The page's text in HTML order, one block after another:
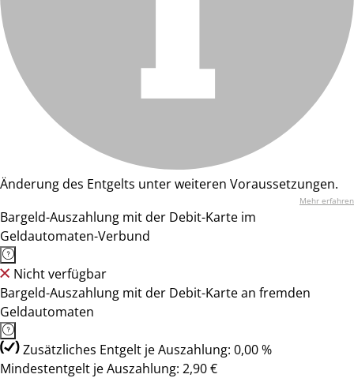
Änderung des Entgelts unter weiteren Voraussetzungen.
Mehr erfahren
Bargeld-Auszahlung mit der Debit-Karte im
Geldautomaten-Verbund
Nicht verfügbar
Bargeld-Auszahlung mit der Debit-Karte an fremden
Geldautomaten
Zusätzliches Entgelt je Auszahlung: 0,00 %
Mindestentgelt je Auszahlung: 2,90 €